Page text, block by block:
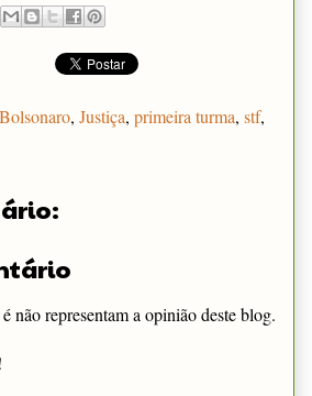
, Justiça, primeira turma, stf,
não representam a opinião deste blog.